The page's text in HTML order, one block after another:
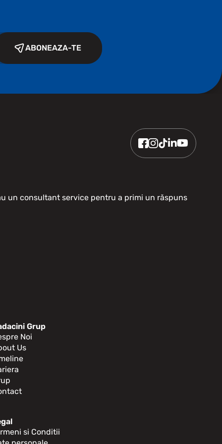
ABONEAZA-TE
un consultant service pentru a primi un răspuns
Grup
Noi
Us
si Conditii